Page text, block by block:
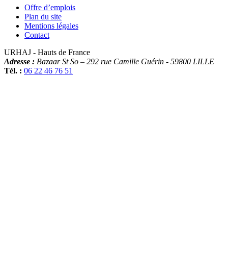
Offre d’emplois
Plan du site
Mentions légales
Contact
URHAJ - Hauts de France
Adresse : Bazaar St So – 292 rue Camille Guérin - 59800 LILLE
Tél. : 06 22 46 76 51